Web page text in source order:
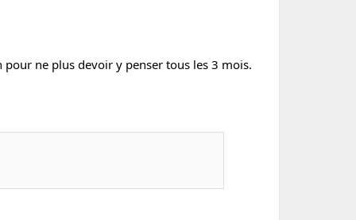
ne plus devoir y penser tous les 3 mois.